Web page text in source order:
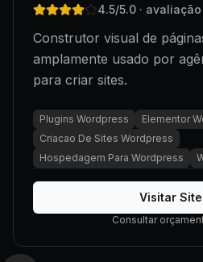
4.5/5.0 ·
Construtor visual de
amplamente usado por
para criar sites.
Plugins Wordpress
Elementor
Criacao De Sites Wordpress
Hospedagem Para Wordpress
Visitar Site
Consultar